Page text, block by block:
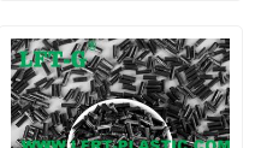
modifizierten Kunststoff
für höhere Festigkeit und
Steifigkeit hinzu